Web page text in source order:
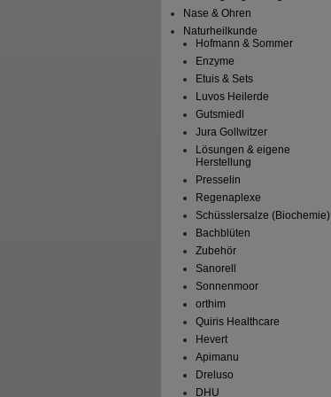
Nase & Ohren
Naturheilkunde
Hofmann & Sommer
Enzyme
Etuis & Sets
Luvos Heilerde
Gutsmiedl
Jura Gollwitzer
Lösungen & eigene
Herstellung
Presselin
Regenaplexe
Schüsslersalze (Biochemie)
Bachblüten
Zubehör
Sanorell
Sonnenmoor
orthim
Quiris Healthcare
Hevert
Apimanu
Dreluso
DHU